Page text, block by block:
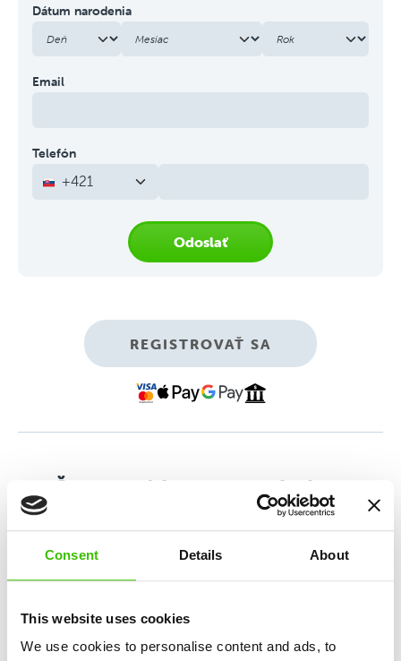
Consent Details About
This website uses cookies
We use cookies to personalise content and ads, to
Dátum narodenia
Email
Telefón
+421
Odoslať
REGISTROVAŤ SA
Športový kemp pre deti vo
veku 4–11 rokov
5-dňový letný denný kemp s vonkajším aj
vnútorným programom zameraným na komplexný